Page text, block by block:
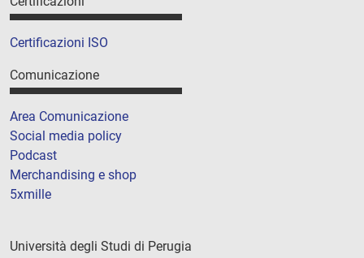
Certificazioni ISO
Comunicazione
Area Comunicazione
Social media policy
Podcast
Merchandising e shop
5xmille
Università degli Studi di Perugia